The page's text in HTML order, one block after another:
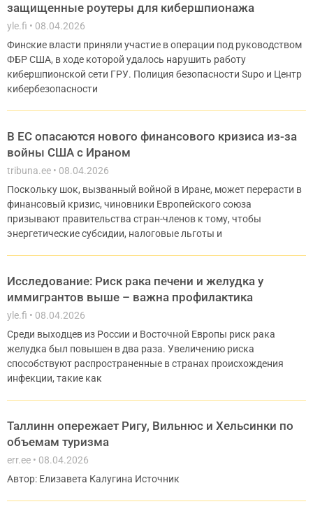
защищенные роутеры для кибершпионажа
yle.fi
08.04.2026
Финские власти приняли участие в операции под руководством
ФБР США, в ходе которой удалось нарушить работу
кибершпионской сети ГРУ. Полиция безопасности Supo и Центр
кибербезопасности
В ЕС опасаются нового финансового кризиса из-за
войны США с Ираном
tribuna.ee
08.04.2026
Поскольку шок, вызванный войной в Иране, может перерасти в
финансовый кризис, чиновники Европейского союза
призывают правительства стран-членов к тому, чтобы
энергетические субсидии, налоговые льготы и
Исследование: Риск рака печени и желудка у
иммигрантов выше – важна профилактика
yle.fi
08.04.2026
Среди выходцев из России и Восточной Европы риск рака
желудка был повышен в два раза. Увеличению риска
способствуют распространенные в странах происхождения
инфекции, такие как
Таллинн опережает Ригу, Вильнюс и Хельсинки по
объемам туризма
err.ee
08.04.2026
Автор: Елизавета Калугина Источник